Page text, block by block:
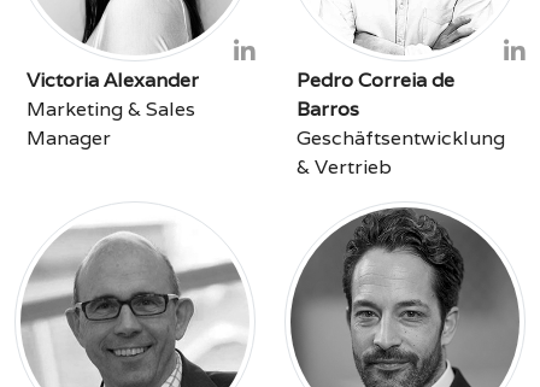
Victoria Alexander
Marketing & Sales
Manager
Pedro Correia de
Barros
Geschäftsentwicklung
& Vertrieb